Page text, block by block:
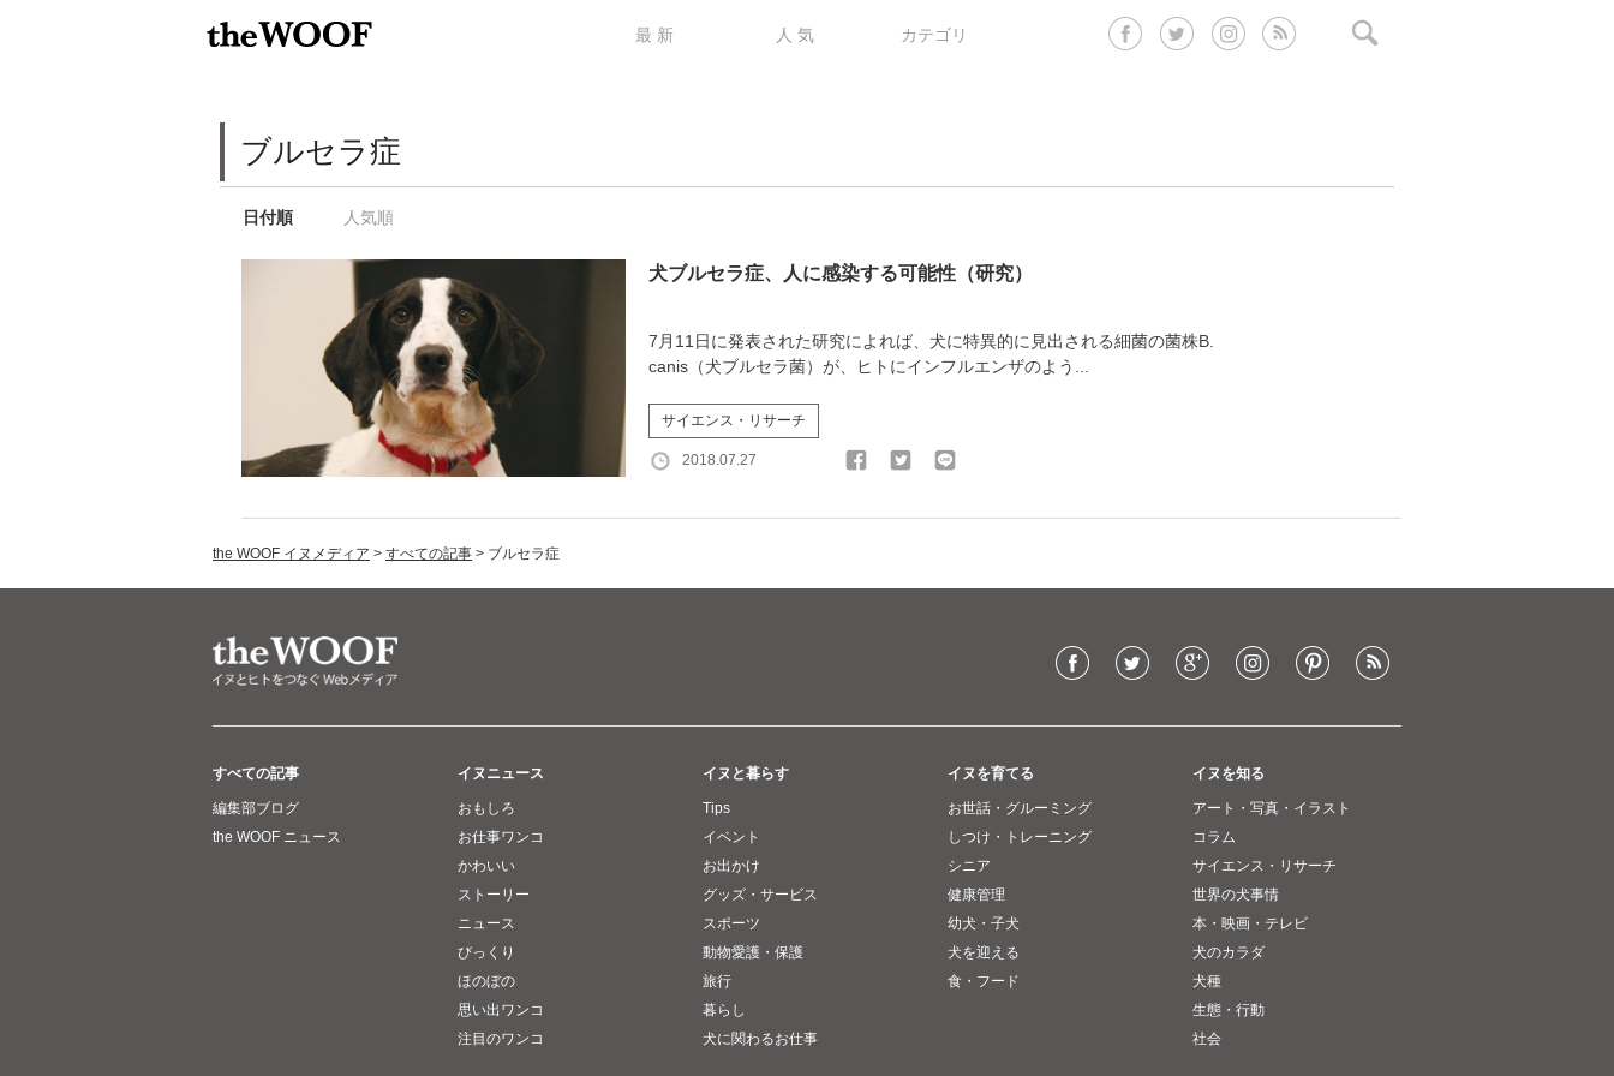
最 新 人 気 カテゴリ
ブルセラ症
日付順 人気順
犬ブルセラ症、人に感染する可能性（研究）
7月11日に発表された研究によれば、犬に特異的に見出される細菌の菌株B.
canis（犬ブルセラ菌）が、ヒトにインフルエンザのよう...
サイエンス・リサーチ
2018.07.27
the WOOF イヌメディア > すべての記事 > ブルセラ症
すべての記事
編集部ブログ
the WOOF ニュース
イヌニュース
おもしろ
お仕事ワンコ
かわいい
ストーリー
ニュース
びっくり
ほのぼの
思い出ワンコ
注目のワンコ
イヌと暮らす
Tips
イベント
お出かけ
グッズ・サービス
スポーツ
動物愛護・保護
旅行
暮らし
犬に関わるお仕事
イヌを育てる
お世話・グルーミング
しつけ・トレーニング
シニア
健康管理
幼犬・子犬
犬を迎える
食・フード
イヌを知る
アート・写真・イラスト
コラム
サイエンス・リサーチ
世界の犬事情
本・映画・テレビ
犬のカラダ
犬種
生態・行動
社会